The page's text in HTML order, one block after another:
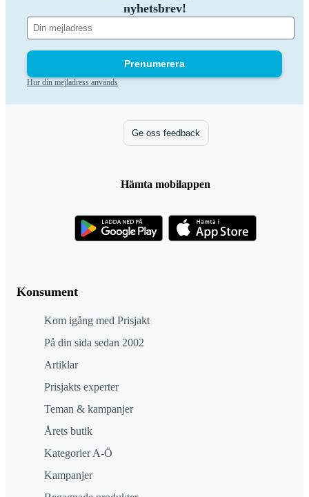
nyhetsbrev!
Prenumerera
Hur din mejladress används
Konsument
Kom igång med Prisjakt
På din sida sedan 2002
Artiklar
Prisjakts experter
Teman & kampanjer
Årets butik
Kategorier A-Ö
Kampanjer
Ge oss feedback
Hämta mobilappen